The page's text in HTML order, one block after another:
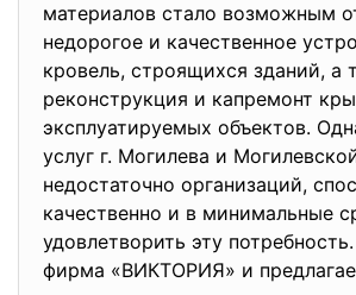
материалов стало возможным
недорогое и качественное
кровель, строящихся зданий, а
реконструкция и капремонт
эксплуатируемых объектов.
услуг г. Могилева и
недостаточно организаций,
качественно и в минимальные
удовлетворить эту
фирма «ВИКТОРИЯ» и